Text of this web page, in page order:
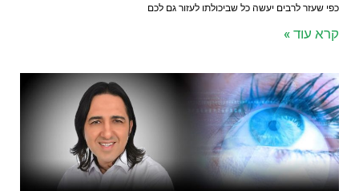
כפי שעזר לרבים יעשה כל שביכולתו לעזור גם לכם
קרא עוד »